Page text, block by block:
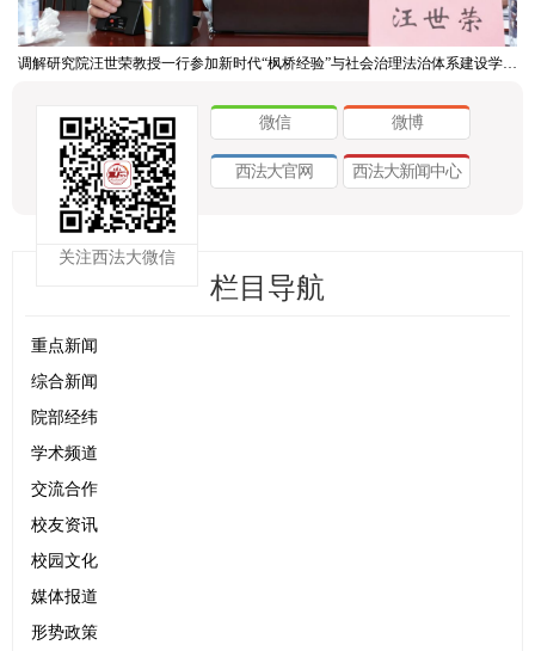
关注西法大微信
微信 微博
西法大官网 西法大新闻中心
栏目导航
重点新闻
综合新闻
院部经纬
学术频道
交流合作
校友资讯
校园文化
媒体报道
形势政策